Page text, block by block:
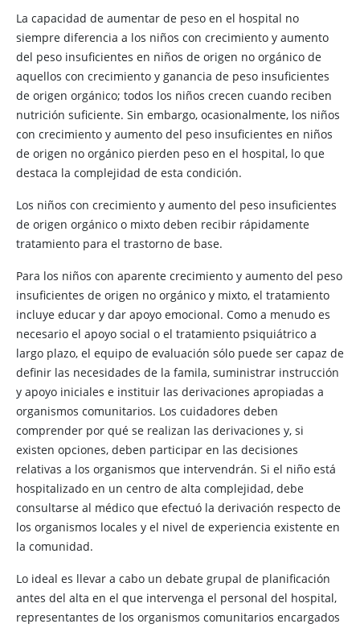
La capacidad de aumentar de peso en el hospital no
siempre diferencia a los niños con crecimiento y aumento
del peso insuficientes en niños de origen no orgánico de
aquellos con crecimiento y ganancia de peso insuficientes
de origen orgánico; todos los niños crecen cuando reciben
nutrición suficiente. Sin embargo, ocasionalmente, los niños
con crecimiento y aumento del peso insuficientes en niños
de origen no orgánico pierden peso en el hospital, lo que
destaca la complejidad de esta condición.
Los niños con crecimiento y aumento del peso insuficientes
de origen orgánico o mixto deben recibir rápidamente
tratamiento para el trastorno de base.
Para los niños con aparente crecimiento y aumento del peso
insuficientes de origen no orgánico y mixto, el tratamiento
incluye educar y dar apoyo emocional. Como a menudo es
necesario el apoyo social o el tratamiento psiquiátrico a
largo plazo, el equipo de evaluación sólo puede ser capaz de
definir las necesidades de la famila, suministrar instrucción
y apoyo iniciales e instituir las derivaciones apropiadas a
organismos comunitarios. Los cuidadores deben
comprender por qué se realizan las derivaciones y, si
existen opciones, deben participar en las decisiones
relativas a los organismos que intervendrán. Si el niño está
hospitalizado en un centro de alta complejidad, debe
consultarse al médico que efectuó la derivación respecto de
los organismos locales y el nivel de experiencia existente en
la comunidad.
Lo ideal es llevar a cabo un debate grupal de planificación
antes del alta en el que intervenga el personal del hospital,
representantes de los organismos comunitarios encargados